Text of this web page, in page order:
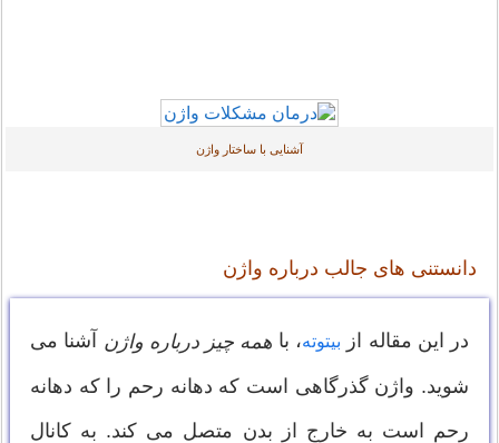
آشنایی با ساختار واژن
دانستنی های جالب درباره واژن
در این مقاله از بیتوته، با همه چیز درباره واژن آشنا می
شوید. واژن گذرگاهی است که دهانه رحم را که دهانه
رحم است به خارج از بدن متصل می کند. به کانال